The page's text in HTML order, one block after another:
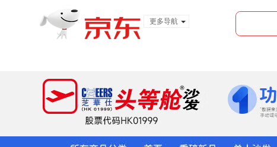
更多导航